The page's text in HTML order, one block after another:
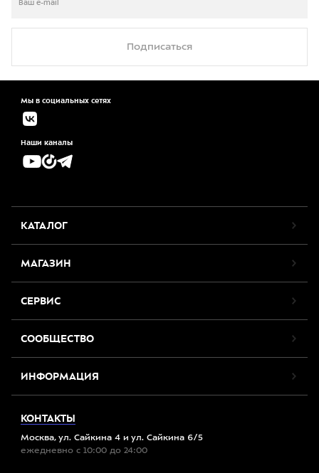
Подписаться
Мы в социальных сетях
Наши каналы
КАТАЛОГ
МАГАЗИН
СЕРВИС
СООБЩЕСТВО
ИНФОРМАЦИЯ
КОНТАКТЫ
Москва, ул. Сайкина 4 и ул. Сайкина 6/5
ежедневно с 10:00 до 24:00